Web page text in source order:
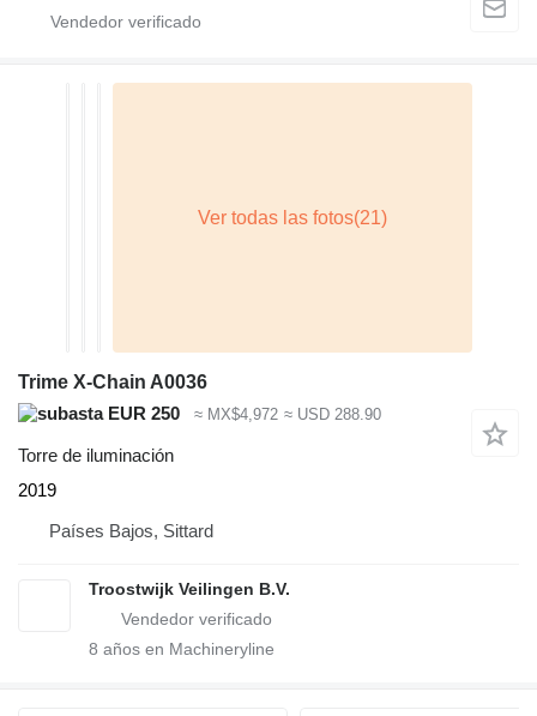
Trime X-Chain A0036
EUR 250
≈ MX$4,972 ≈ USD 288.90
Torre de iluminación
2019
Países Bajos, Sittard
Troostwijk Veilingen B.V.
8 años en Machineryline